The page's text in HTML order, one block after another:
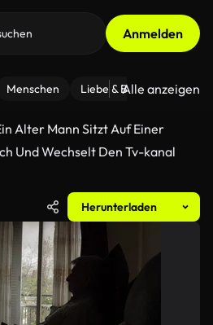
Anmelden
Menschen Liebe & Beziehungen
Alle anzeigen
Alter Mann Sitzt Auf Einer
Und Wechselt Den Tv-kanal
Herunterladen